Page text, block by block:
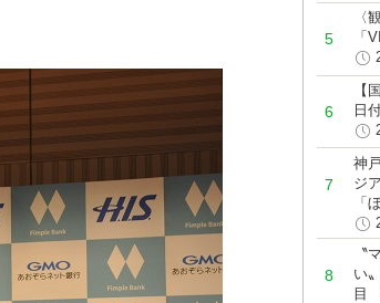
〈
「
【
日
神
ジ
「
〝
い
目